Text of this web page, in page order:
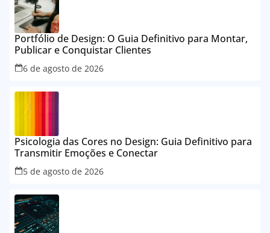
Portfólio de Design: O Guia Definitivo para Montar,
Publicar e Conquistar Clientes
6 de agosto de 2026
Psicologia das Cores no Design: Guia Definitivo para
Transmitir Emoções e Conectar
5 de agosto de 2026